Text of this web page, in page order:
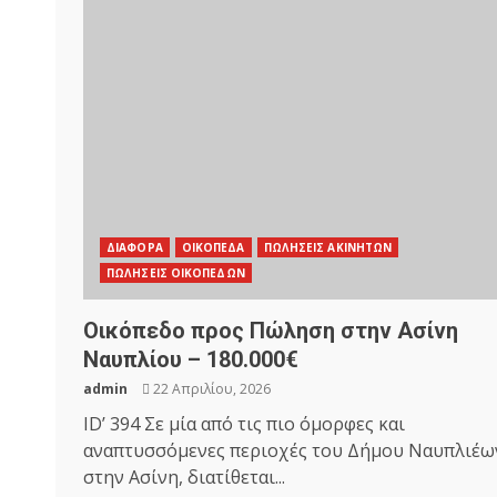
ΔΙΑΦΟΡΑ ΟΙΚΟΠΕΔΑ
ΠΩΛΗΣΕΙΣ ΑΚΙΝΗΤΩΝ
ΠΩΛΗΣΕΙΣ ΟΙΚΟΠΕΔΩΝ
Οικόπεδο προς Πώληση στην Ασίνη
Ναυπλίου – 180.000€
admin 22 Απριλίου, 2026
ID’ 394 Σε μία από τις πιο όμορφες και
αναπτυσσόμενες περιοχές του Δήμου
στην Ασίνη, διατίθεται...